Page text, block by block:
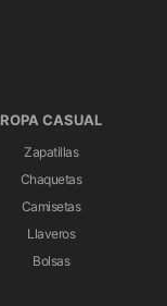
ROPA CASUAL
Zapatillas
Chaquetas
Camisetas
Llaveros
Bolsas